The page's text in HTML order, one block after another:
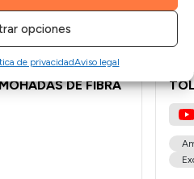
opciones
de privacidadAviso legal
MODELO 40 +
DE FIBRA